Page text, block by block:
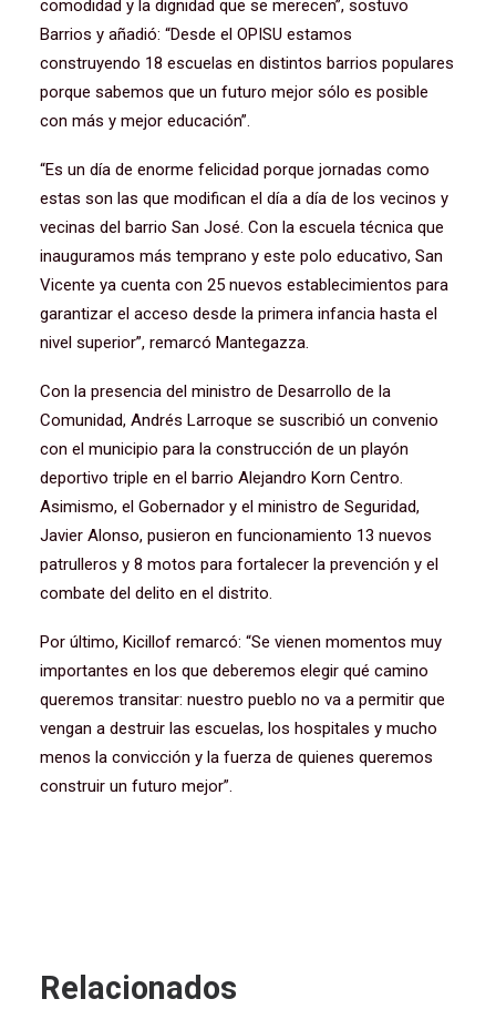
comodidad y la dignidad que se merecen”, sostuvo
Barrios y añadió: “Desde el OPISU estamos
construyendo 18 escuelas en distintos barrios populares
porque sabemos que un futuro mejor sólo es posible
con más y mejor educación”.
“Es un día de enorme felicidad porque jornadas como
estas son las que modifican el día a día de los vecinos y
vecinas del barrio San José. Con la escuela técnica que
inauguramos más temprano y este polo educativo, San
Vicente ya cuenta con 25 nuevos establecimientos para
garantizar el acceso desde la primera infancia hasta el
nivel superior”, remarcó Mantegazza.
Con la presencia del ministro de Desarrollo de la
Comunidad, Andrés Larroque se suscribió un convenio
con el municipio para la construcción de un playón
deportivo triple en el barrio Alejandro Korn Centro.
Asimismo, el Gobernador y el ministro de Seguridad,
Javier Alonso, pusieron en funcionamiento 13 nuevos
patrulleros y 8 motos para fortalecer la prevención y el
combate del delito en el distrito.
Por último, Kicillof remarcó: “Se vienen momentos muy
importantes en los que deberemos elegir qué camino
queremos transitar: nuestro pueblo no va a permitir que
vengan a destruir las escuelas, los hospitales y mucho
menos la convicción y la fuerza de quienes queremos
construir un futuro mejor”.
Relacionados